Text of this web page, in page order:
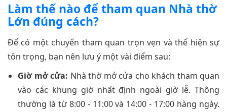
Làm thế nào để tham quan Nhà thờ
Lớn đúng cách?
Để có một chuyến tham quan trọn vẹn và thể hiện sự
tôn trọng, bạn nên lưu ý một vài điểm sau:
Giờ mở cửa: Nhà thờ mở cửa cho khách tham quan
vào các khung giờ nhất định ngoài giờ lễ. Thông
thường là từ 8:00 - 11:00 và 14:00 - 17:00 hàng ngày.